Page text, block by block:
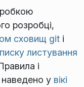
розробці,
сховищ gitі
листування
і
наведено у вікі